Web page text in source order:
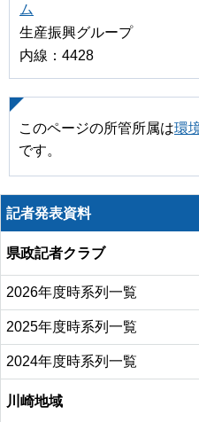
ム
生産振興グループ
内線：4428
このページの所管所属は環
です。
記者発表資料
県政記者クラブ
2026年度時系列一覧
2025年度時系列一覧
2024年度時系列一覧
川崎地域